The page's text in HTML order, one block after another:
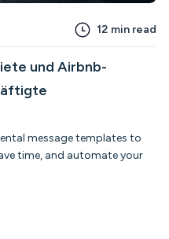
12 min read
und Airbnb-
message templates to
time, and automate your